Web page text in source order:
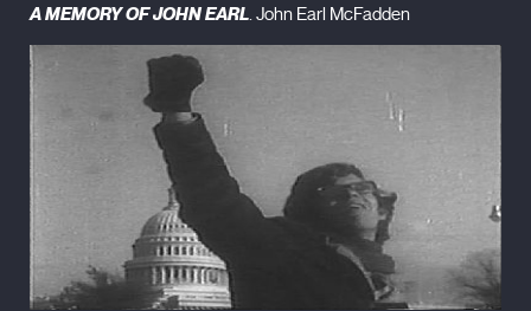
A MEMORY OF JOHN EARL. John Earl McFadden